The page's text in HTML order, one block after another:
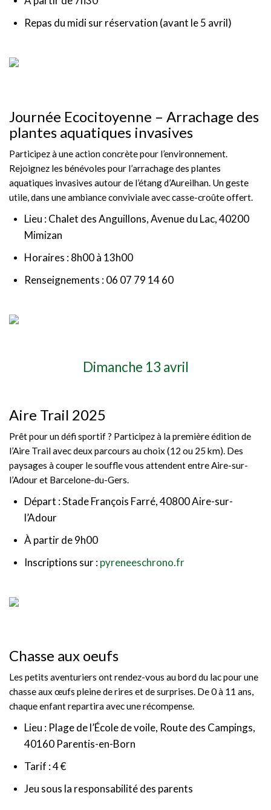
Repas du midi sur réservation (avant le 5 avril)
Journée Ecocitoyenne – Arrachage des
plantes aquatiques invasives
Participez à une action concrète pour l’environnement.
Rejoignez les bénévoles pour l’arrachage des plantes
aquatiques invasives autour de l’étang d’Aureilhan. Un geste
utile, dans une ambiance conviviale avec casse-croûte offert.
Lieu : Chalet des Anguillons, Avenue du Lac, 40200
Mimizan
Horaires : 8h00 à 13h00
Renseignements : 06 07 79 14 60
Dimanche 13 avril
Aire Trail 2025
Prêt pour un défi sportif ? Participez à la première édition de
l’Aire Trail avec deux parcours au choix (12 ou 25 km). Des
paysages à couper le souffle vous attendent entre Aire-sur-
l’Adour et Barcelone-du-Gers.
Départ : Stade François Farré, 40800 Aire-sur-
l’Adour
À partir de 9h00
Inscriptions sur : pyreneeschrono.fr
Chasse aux oeufs
Les petits aventuriers ont rendez-vous au bord du lac pour une
chasse aux œufs pleine de rires et de surprises. De 0 à 11 ans,
chaque enfant repartira avec une récompense.
Lieu : Plage de l’École de voile, Route des Campings,
40160 Parentis-en-Born
Tarif : 4 €
Jeu sous la responsabilité des parents